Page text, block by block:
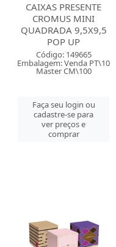
CAIXAS PRESENTE
CROMUS MINI
QUADRADA 9,5X9,5
POP UP
Código: 149665
Embalagem: Venda PT\10
Master CM\100
Faça seu login ou
cadastre-se para
ver preços e
comprar